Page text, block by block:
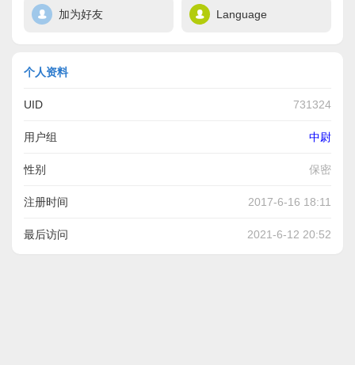
加为好友 Language
个人资料
UID 731324
用户组 中尉
性别 保密
注册时间 2017-6-16 18:11
最后访问 2021-6-12 20:52